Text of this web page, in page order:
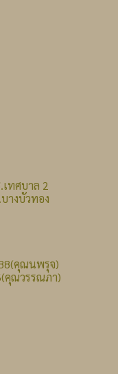
ทศบาล 2
งบัวทอง
คุณนพรุจ)
คุณวรรณภา)